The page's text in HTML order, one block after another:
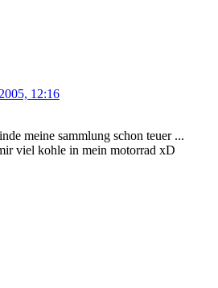
12:16
meine sammlung schon teuer ...
viel kohle in mein motorrad xD